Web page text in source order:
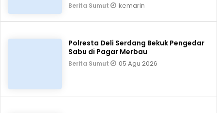
Berita Sumut kemarin
Polresta Deli Serdang Bekuk Pengedar
Sabu di Pagar Merbau
Berita Sumut 05 Agu 2026